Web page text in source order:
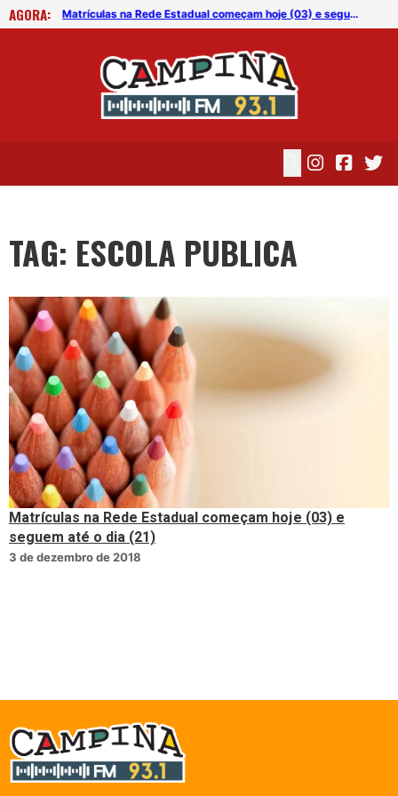
AGORA:
Matrículas na Rede Estadual começam hoje (03) e seguem até o dia (21) Matrículas na Rede Estadual começam hoje (03) e seguem até o dia (21)
TAG: ESCOLA PUBLICA
Matrículas na Rede Estadual começam hoje (03) e
seguem até o dia (21)
3 de dezembro de 2018